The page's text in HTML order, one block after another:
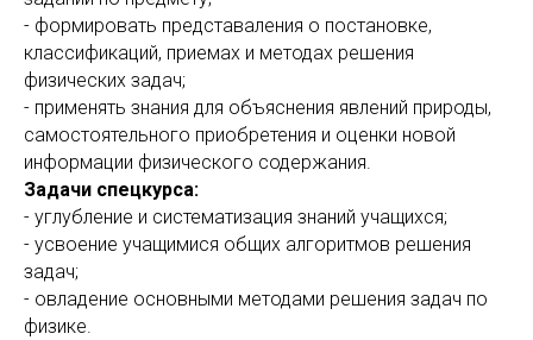
- формировать представаления о постановке,
классификаций, приемах и методах решения
физических задач;
- применять знания для объяснения явлений природы,
самостоятельного приобретения и оценки новой
информации физического содержания.
Задачи спецкурса:
- углубление и систематизация знаний учащихся;
- усвоение учащимися общих алгоритмов решения
задач;
- овладение основными методами решения задач по
физике.